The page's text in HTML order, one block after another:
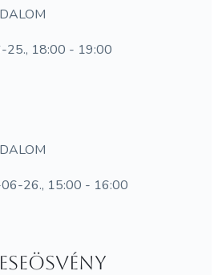
25., 18:00 - 19:00
26., 15:00 - 16:00